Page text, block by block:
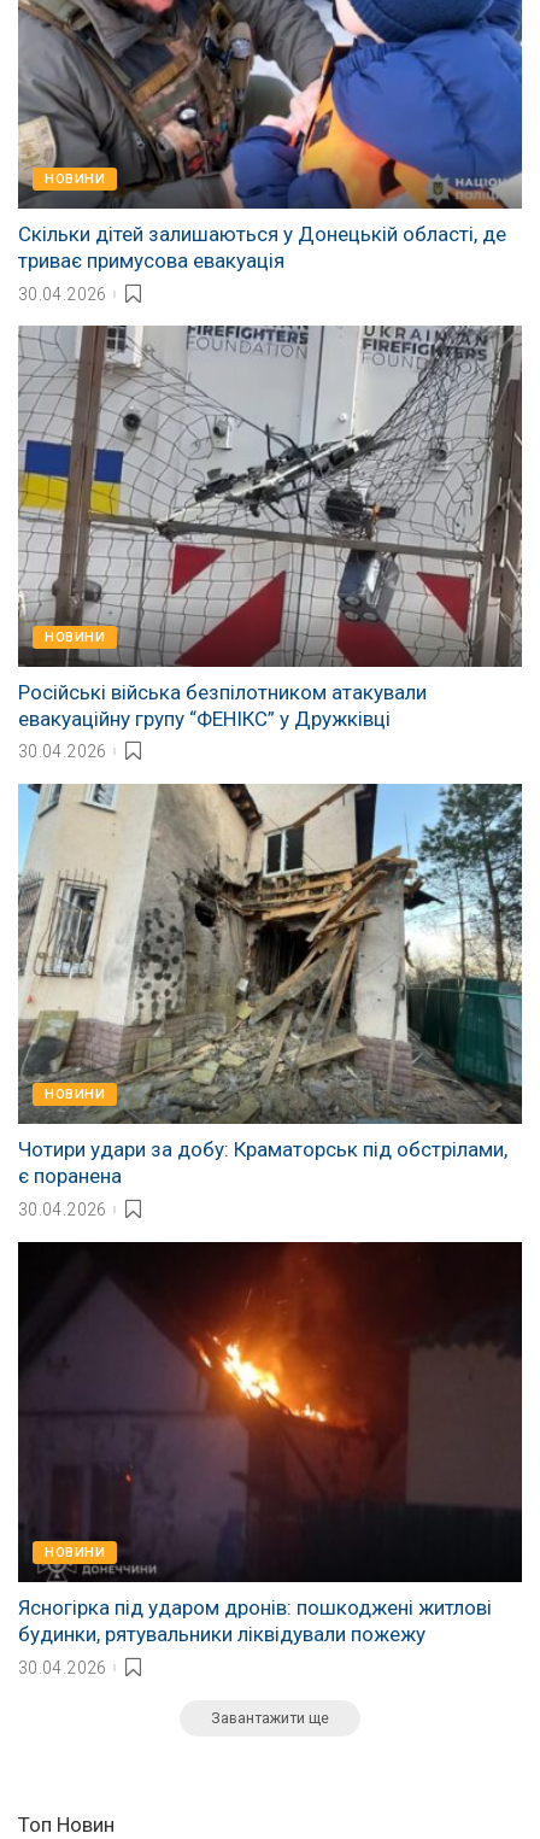
НОВИНИ
Скільки дітей залишаються у Донецькій області, де
триває примусова евакуація
30.04.2026
НОВИНИ
Російські війська безпілотником атакували
евакуаційну групу “ФЕНІКС” у Дружківці
30.04.2026
НОВИНИ
Чотири удари за добу: Краматорськ під обстрілами,
є поранена
30.04.2026
НОВИНИ
Ясногірка під ударом дронів: пошкоджені житлові
будинки, рятувальники ліквідували пожежу
30.04.2026
Завантажити ще
Топ Новин